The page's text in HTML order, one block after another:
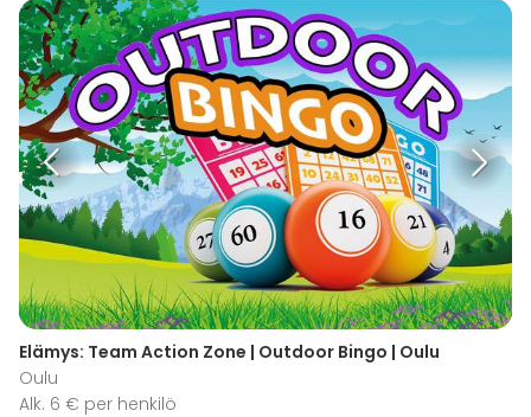
Elämys: Team Action Zone | Outdoor Bingo | Oulu
Oulu
Alk. 6 € per henkilö